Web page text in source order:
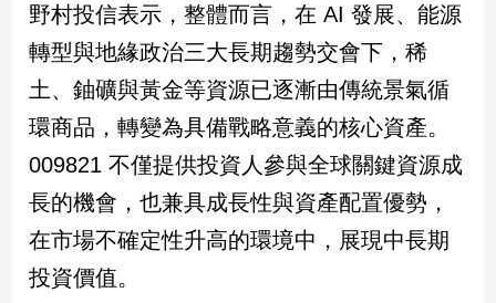
野村投信表示，整體而言，在 AI 發展、能源
轉型與地緣政治三大長期趨勢交會下，稀
土、鈾礦與黃金等資源已逐漸由傳統景氣循
環商品，轉變為具備戰略意義的核心資產。
009821 不僅提供投資人參與全球關鍵資源成
長的機會，也兼具成長性與資產配置優勢，
在市場不確定性升高的環境中，展現中長期
投資價值。